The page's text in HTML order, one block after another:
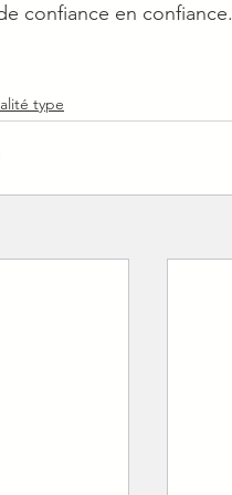
confiance en confiance.
type